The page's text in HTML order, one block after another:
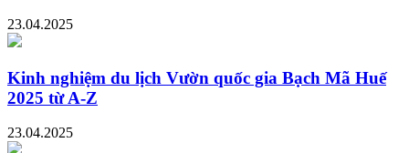
23.04.2025
Kinh nghiệm du lịch Vườn quốc gia Bạch Mã Huế
2025 từ A-Z
23.04.2025